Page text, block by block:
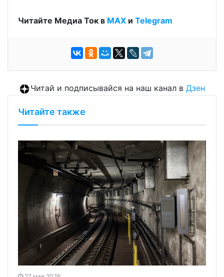
Читайте Медиа Ток в МАХ и Telegram
Читай и подписывайся на наш канал в Дзен
Читайте также